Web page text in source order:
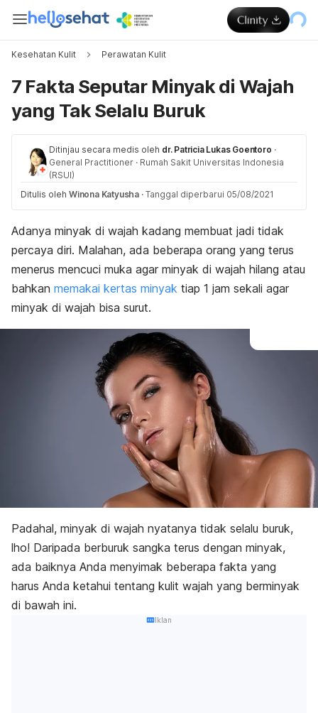
Kesehatan Kulit Perawatan Kulit
7 Fakta Seputar Minyak di Wajah
yang Tak Selalu Buruk
Ditinjau secara medis oleh dr. Patricia Lukas Goentoro ·
General Practitioner · Rumah Sakit Universitas Indonesia
(RSUI)
Ditulis oleh Winona Katyusha · Tanggal diperbarui 05/08/2021
Adanya minyak di wajah kadang membuat jadi tidak
percaya diri. Malahan, ada beberapa orang yang terus
menerus mencuci muka agar minyak di wajah hilang atau
bahkan memakai kertas minyak tiap 1 jam sekali agar
minyak di wajah bisa surut.
Padahal, minyak di wajah nyatanya tidak selalu buruk,
lho! Daripada berburuk sangka terus dengan minyak,
ada baiknya Anda menyimak beberapa fakta yang
harus Anda ketahui tentang kulit wajah yang berminyak
di bawah ini.
Iklan